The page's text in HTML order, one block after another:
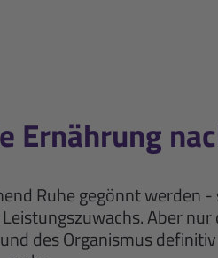
Ernährung
Ruhe gegönnt werden
Aber
des Organismus